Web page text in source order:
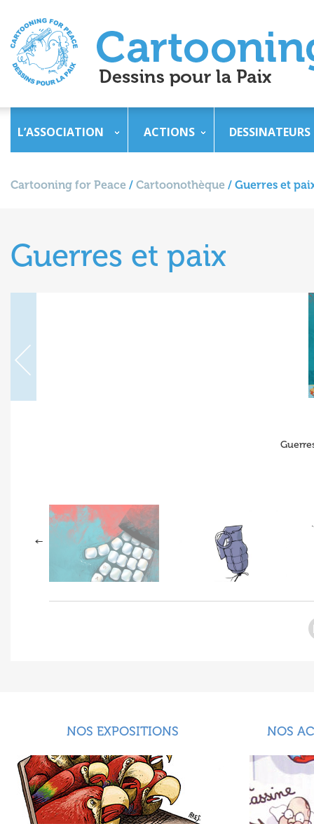
L’ASSOCIATION ACTIONS DESSINATEURS
Cartooning for Peace / Cartoonothèque / Guerres et
Guerres et paix
NOS EXPOSITIONS NOS